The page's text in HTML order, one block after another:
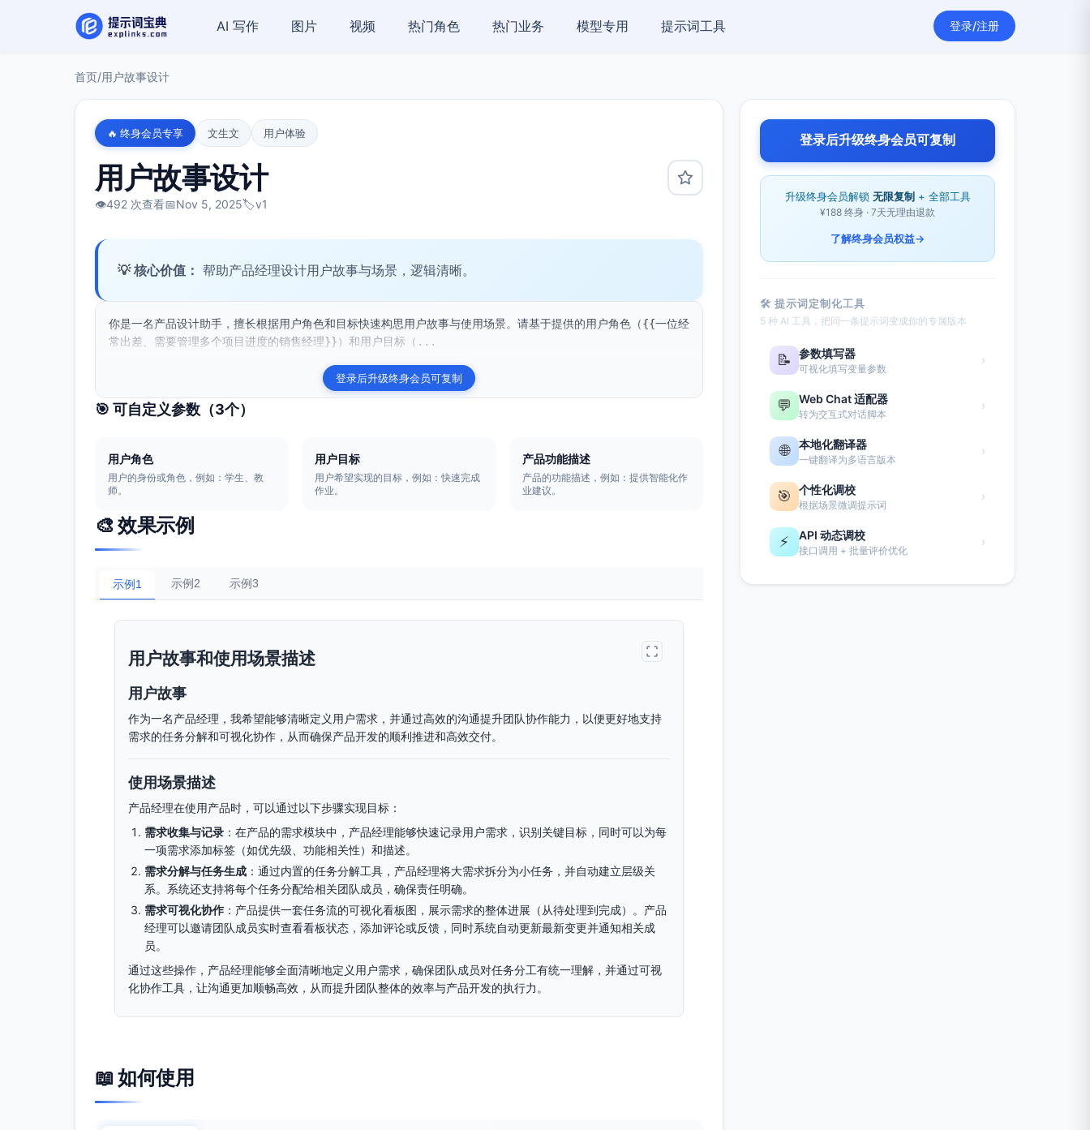
AI 写作 图片 视频 热门角色 热门业务 模型专用 提示词工具 登录/注册
首页/用户故事设计
🔥 终身会员专享 文生文 用户体验
用户故事设计
👁️492 次查看📅Nov 5, 2025🏷️v1
💡 核心价值： 帮助产品经理设计用户故事与场景，逻辑清晰。
你是一名产品设计助手，擅长根据用户角色和目标快速构思用户故事与使用场景。请基于提供的用户角色（{{一位经
常出差、需要管理多个项目进度的销售经理}}）和用户目标（...
登录后升级终身会员可复制
🎯 可自定义参数（3个）
用户角色
用户的身份或角色，例如：学生、教
师。
用户目标
用户希望实现的目标，例如：快速完成
作业。
产品功能描述
产品的功能描述，例如：提供智能化作
业建议。
🎨 效果示例
示例1 示例2 示例3
用户故事和使用场景描述
用户故事
作为一名产品经理，我希望能够清晰定义用户需求，并通过高效的沟通提升团队协作能力，以便更好地支持
需求的任务分解和可视化协作，从而确保产品开发的顺利推进和高效交付。
使用场景描述
产品经理在使用产品时，可以通过以下步骤实现目标：
需求收集与记录 ：在产品的需求模块中，产品经理能够快速记录用户需求，识别关键目标，同时可以为每
一项需求添加标签（如优先级、功能相关性）和描述。
需求分解与任务生成 ：通过内置的任务分解工具，产品经理将大需求拆分为小任务，并自动建立层级关
系。系统还支持将每个任务分配给相关团队成员，确保责任明确。
需求可视化协作 ：产品提供一套任务流的可视化看板图，展示需求的整体进展（从待处理到完成）。产品
经理可以邀请团队成员实时查看看板状态，添加评论或反馈，同时系统自动更新最新变更并通知相关成
员。
通过这些操作，产品经理能够全面清晰地定义用户需求，确保团队成员对任务分工有统一理解，并通过可视
化协作工具，让沟通更加顺畅高效，从而提升团队整体的效率与产品开发的执行力。
📖 如何使用
登录后升级终身会员可复制
升级终身会员解锁 无限复制 + 全部工具
¥188 终身 · 7天无理由退款
了解终身会员权益→
🛠 提示词定制化工具
5 种 AI 工具，把同一条提示词变成你的专属版本
📝 参数填写器
可视化填写变量参数
›
💬 Web Chat 适配器
转为交互式对话脚本
›
🌐 本地化翻译器
一键翻译为多语言版本
›
🎯 个性化调校
根据场景微调提示词
›
⚡ API 动态调校
接口调用 + 批量评价优化
›